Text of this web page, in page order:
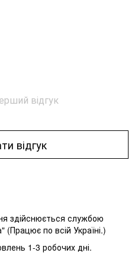
відгук
відгук
здійснюється службою
по всій Україні.)
1-3 робочих дні.